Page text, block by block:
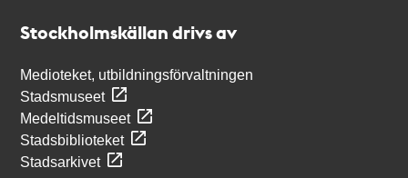
Stockholmskällan drivs av
Medioteket, utbildningsförvaltningen
Stadsmuseet
Medeltidsmuseet
Stadsbiblioteket
Stadsarkivet